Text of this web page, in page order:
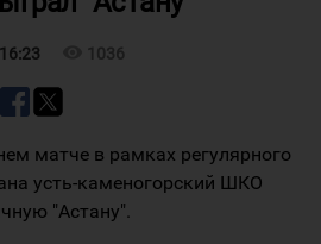
1036
матче в рамках регулярного
усть-каменогорский ШКО
"Астану".